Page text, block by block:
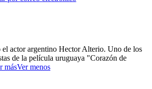
el actor argentino Hector Alterio. Uno de los
de la película uruguaya "Corazón de
másVer menos